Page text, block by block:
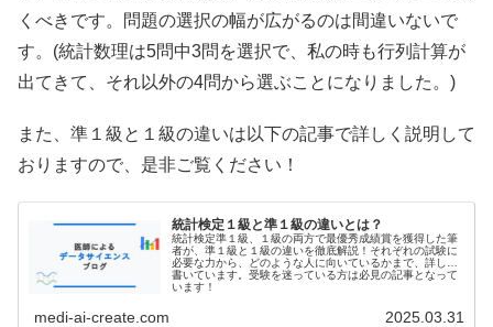
くべきです。問題の選択の幅が広がるのは間違いないで
す。(統計数理は5問中3問を選択で、私の時も行列計算が
出てきて、それ以外の4問から選ぶことになりました。)
また、準１級と１級の違いは以下の記事で詳しく説明して
おりますので、是非ご覧ください！
統計検定１級と準１級の違いとは？
統計検定準１級、１級の両方で最優秀成績賞を獲得した筆
者が、準１級と１級の違いを徹底解説！それぞれの試験に
必要な力から、どのような人に向いているかまで、詳しく
書いています。受験を迷っている方は必見の記事となって
います！
medi-ai-create.com 2025.03.31